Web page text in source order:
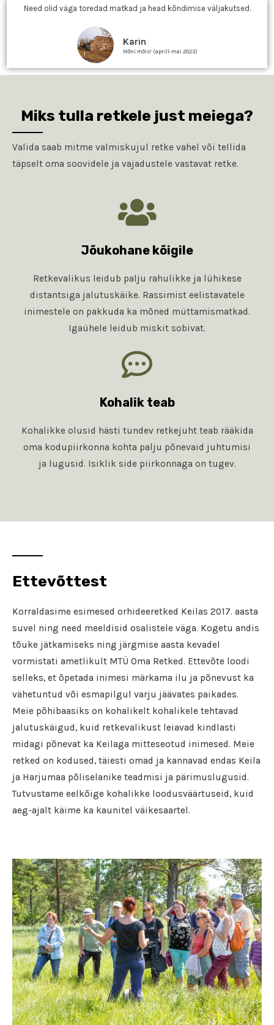
Need olid väga toredad matkad ja head kõndimise väljakutsed.
Karin
Mõni mõis! (aprill-mai 2023)
Miks tulla retkele just meiega?
Valida saab mitme valmiskujul retke vahel või tellida
täpselt oma soovidele ja vajadustele vastavat retke.
Jõukohane kõigile
Retkevalikus leidub palju rahulikke ja lühikese
distantsiga jalutuskäike. Rassimist eelistavatele
inimestele on pakkuda ka mõned müttamismatkad.
Igaühele leidub miskit sobivat.
Kohalik teab
Kohalikke olusid hästi tundev retkejuht teab rääkida
oma kodupiirkonna kohta palju põnevaid juhtumisi
ja lugusid. Isiklik side piirkonnaga on tugev.
Ettevõttest
Korraldasime esimesed orhideeretked Keilas 2017. aasta
suvel ning need meeldisid osalistele väga. Kogetu andis
tõuke jätkamiseks ning järgmise aasta kevadel
vormistati ametlikult MTÜ Oma Retked. Ettevõte loodi
selleks, et õpetada inimesi märkama ilu ja põnevust ka
vähetuntud või esmapilgul varju jäävates paikades.
Meie põhibaasiks on kohalikelt kohalikele tehtavad
jalutuskäigud, kuid retkevalikust leiavad kindlasti
midagi põnevat ka Keilaga mitteseotud inimesed. Meie
retked on kodused, täiesti omad ja kannavad endas Keila
ja Harjumaa põliselanike teadmisi ja pärimuslugusid.
Tutvustame eelkõige kohalikke loodusväärtuseid, kuid
aeg-ajalt käime ka kaunitel väikesaartel.